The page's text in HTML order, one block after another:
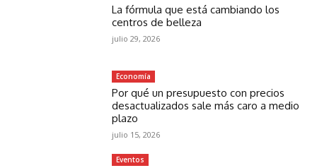
La fórmula que está cambiando los
centros de belleza
julio 29, 2026
Economía
Por qué un presupuesto con precios
desactualizados sale más caro a medio
plazo
julio 15, 2026
Eventos